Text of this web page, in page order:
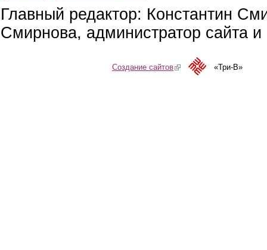
Главный редактор: Константин
Смирнова, администратор сайта
Создание сайтов(link is external)«Три-В»